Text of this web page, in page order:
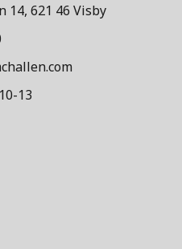
14, 621 46 Visby
13